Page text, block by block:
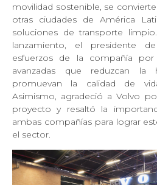
movilidad sostenible, se
otras ciudades de América
soluciones de transporte
lanzamiento, el presidente
esfuerzos de la compañía por
avanzadas que reduzcan
promuevan la calidad de
Asimismo, agradeció a Volvo
proyecto y resaltó la
ambas compañías para lograr
el sector.